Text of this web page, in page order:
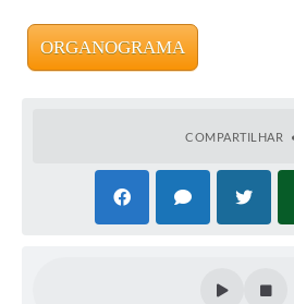
ORGANOGRAMA
COMPARTILHAR